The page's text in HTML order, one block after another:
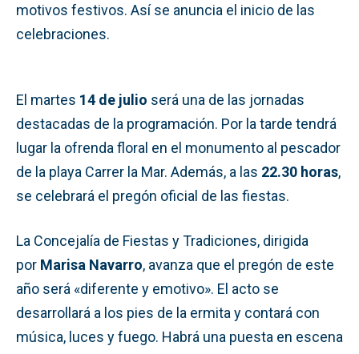
motivos festivos. Así se anuncia el inicio de las
celebraciones.
El martes 14 de julio será una de las jornadas
destacadas de la programación. Por la tarde tendrá
lugar la ofrenda floral en el monumento al pescador
de la playa Carrer la Mar. Además, a las 22.30 horas,
se celebrará el pregón oficial de las fiestas.
La Concejalía de Fiestas y Tradiciones, dirigida
por Marisa Navarro, avanza que el pregón de este
año será «diferente y emotivo». El acto se
desarrollará a los pies de la ermita y contará con
música, luces y fuego. Habrá una puesta en escena